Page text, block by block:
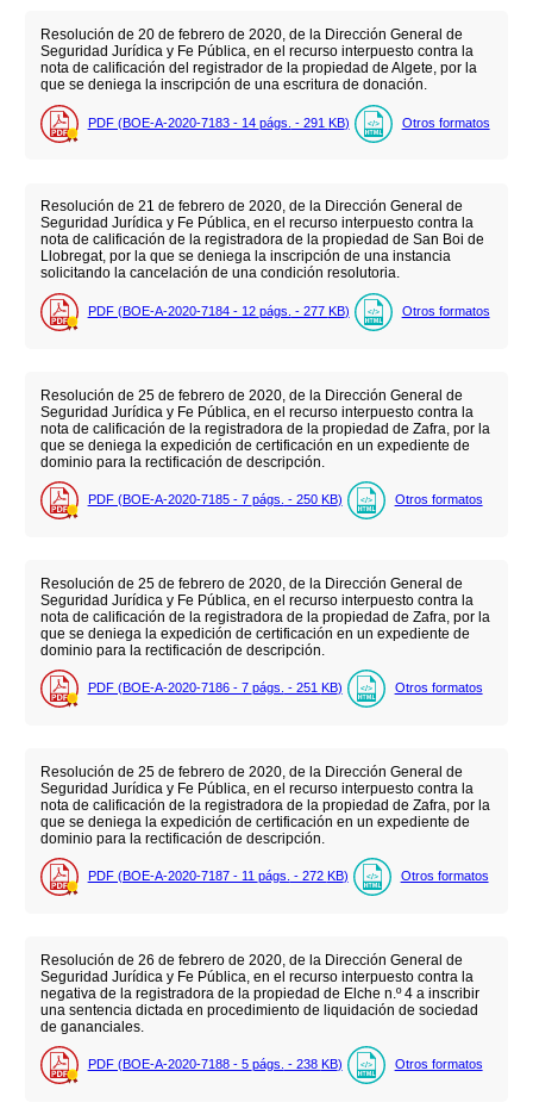
Resolución de 20 de febrero de 2020, de la Dirección General de
Seguridad Jurídica y Fe Pública, en el recurso interpuesto contra la
nota de calificación del registrador de la propiedad de Algete, por la
que se deniega la inscripción de una escritura de donación.
PDF (BOE-A-2020-7183 - 14 págs. - 291 KB) Otros formatos
Resolución de 21 de febrero de 2020, de la Dirección General de
Seguridad Jurídica y Fe Pública, en el recurso interpuesto contra la
nota de calificación de la registradora de la propiedad de San Boi de
Llobregat, por la que se deniega la inscripción de una instancia
solicitando la cancelación de una condición resolutoria.
PDF (BOE-A-2020-7184 - 12 págs. - 277 KB) Otros formatos
Resolución de 25 de febrero de 2020, de la Dirección General de
Seguridad Jurídica y Fe Pública, en el recurso interpuesto contra la
nota de calificación de la registradora de la propiedad de Zafra, por la
que se deniega la expedición de certificación en un expediente de
dominio para la rectificación de descripción.
PDF (BOE-A-2020-7185 - 7 págs. - 250 KB) Otros formatos
Resolución de 25 de febrero de 2020, de la Dirección General de
Seguridad Jurídica y Fe Pública, en el recurso interpuesto contra la
nota de calificación de la registradora de la propiedad de Zafra, por la
que se deniega la expedición de certificación en un expediente de
dominio para la rectificación de descripción.
PDF (BOE-A-2020-7186 - 7 págs. - 251 KB) Otros formatos
Resolución de 25 de febrero de 2020, de la Dirección General de
Seguridad Jurídica y Fe Pública, en el recurso interpuesto contra la
nota de calificación de la registradora de la propiedad de Zafra, por la
que se deniega la expedición de certificación en un expediente de
dominio para la rectificación de descripción.
PDF (BOE-A-2020-7187 - 11 págs. - 272 KB) Otros formatos
Resolución de 26 de febrero de 2020, de la Dirección General de
Seguridad Jurídica y Fe Pública, en el recurso interpuesto contra la
negativa de la registradora de la propiedad de Elche n.º 4 a inscribir
una sentencia dictada en procedimiento de liquidación de sociedad
de gananciales.
PDF (BOE-A-2020-7188 - 5 págs. - 238 KB) Otros formatos